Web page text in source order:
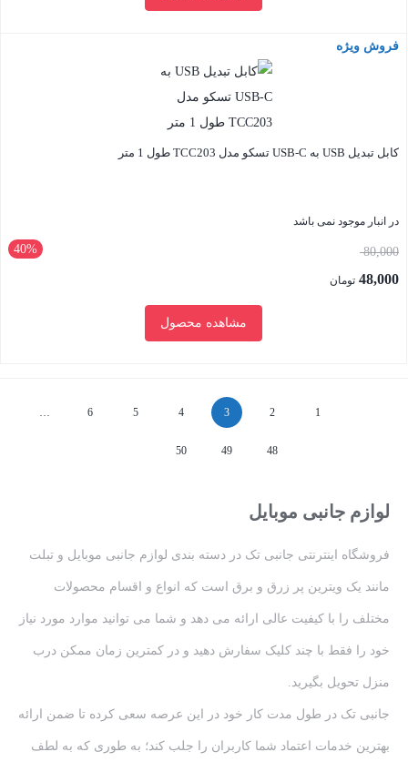
بستن
فروش ویژه
کابل تبدیل USB به USB-C تسکو مدل TCC203 طول 1 متر‎
در انبار موجود نمی باشد
40% 80,000 قیمت
اصلی:48,000 تومان
مشاهده محصول
1
2
3
4
5
6
…
48
49
50
لوازم جانبی موبایل
فروشگاه اینترنتی جانبی تک در دسته بندی لوازم جانبی موبایل و تبلت
مانند یک ویترین پر زرق و برق است که انواع و اقسام محصولات
مختلف را با کیفیت عالی ارائه می دهد و شما می توانید موارد مورد نیاز
خود را فقط با چند کلیک سفارش دهید و در کمترین زمان ممکن درب
منزل تحویل بگیرید.
جانبی تک در طول مدت کار خود در این عرصه سعی کرده تا ضمن ارائه
بهترین خدمات اعتماد شما کاربران را جلب کند؛ به طوری که به لطف